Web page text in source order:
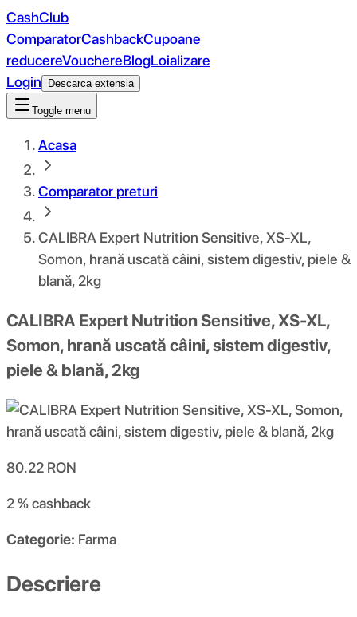
CashClub
ComparatorCashbackCupoane
reducereVouchereBlogLoializare
Login
Descarca extensia
Toggle menu
Acasa
Comparator preturi
CALIBRA Expert Nutrition Sensitive, XS-XL,
Somon, hrană uscată câini, sistem digestiv, piele &
blană, 2kg
CALIBRA Expert Nutrition Sensitive, XS-XL,
Somon, hrană uscată câini, sistem digestiv,
piele & blană, 2kg
80.22 RON
2 %cashback
Categorie: Farma
Descriere